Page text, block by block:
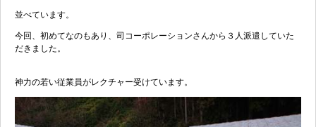
並べています。
今回、初めてなのもあり、司コーポレーションさんから３人派遣していた
だきました。
神力の若い従業員がレクチャー受けています。